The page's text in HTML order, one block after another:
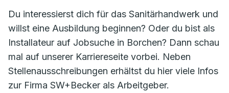
Du interessierst dich für das Sanitärhandwerk und
willst eine Ausbildung beginnen? Oder du bist als
Installateur auf Jobsuche in Borchen? Dann schau
mal auf unserer Karriereseite vorbei. Neben
Stellenausschreibungen erhältst du hier viele Infos
zur Firma SW+Becker als Arbeitgeber.